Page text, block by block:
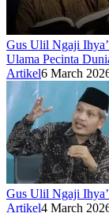
Gus Ulil Ngaji
Ulama Pecinta
Artikel6 March
Gus Ulil Ngaji
Artikel4 March